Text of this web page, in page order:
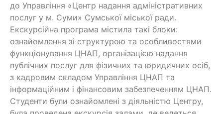
до Управління «Центр надання адміністративних
послуг у м. Суми» Сумської міської ради.
Екскурсійна програма містила такі блоки:
ознайомлення зі структурою та особливостями
функціонування ЦНАП, організацією надання
публічних послуг для фізичних та юридичних осіб,
з кадровим складом Управління ЦНАП та
інформаційним і фінансовим забезпеченням ЦНАП.
Студенти були ознайомлені з діяльністю Центру,